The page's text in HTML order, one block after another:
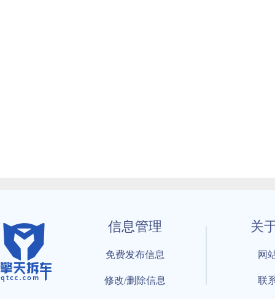
信息管理
免费发布信息
修改/删除信息
关
网
联